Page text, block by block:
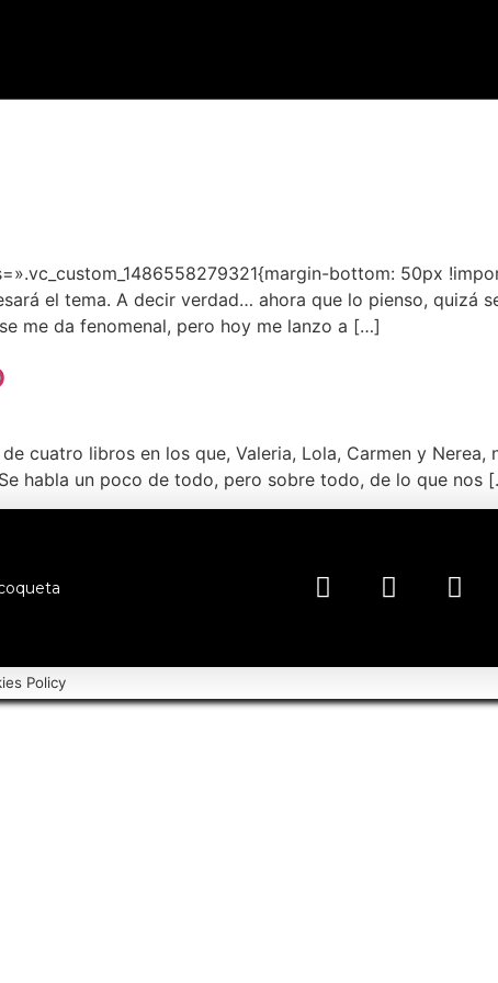
bottom: 50px
el tema. A decir verdad… ahora que lo pienso, quizá
me da fenomenal, pero hoy me lanzo a […]
cuatro libros en los que, Valeria, Lola, Carmen y Nerea,
habla un poco de todo, pero sobre todo, de lo que nos
Policy